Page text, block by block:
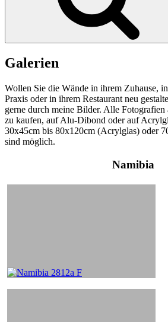
Galerien
Wollen Sie die Wände in ihrem Zuhause,
Praxis oder in ihrem Restaurant neu
gerne durch meine Bilder. Alle Fotografien
zu kaufen, auf Alu-Dibond oder auf
30x45cm bis 80x120cm (Acrylglas) oder
sind möglich.
Namibia